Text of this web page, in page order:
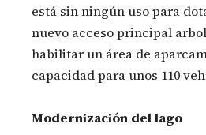
está sin ningún uso para
nuevo acceso principal
habilitar un área de
capacidad para unos 110
Modernización del lago